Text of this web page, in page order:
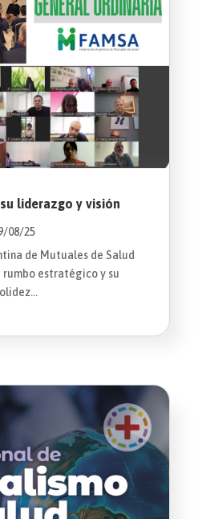
liderazgo y visión
08/25
de Mutuales de Salud
rumbo estratégico y su